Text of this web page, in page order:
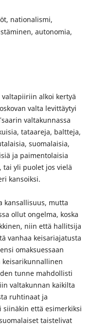
nationalismi,
autonomia,
alkoi kertyä
valta levittäytyi
valtakunnassa
tataareja, baltteja,
suomalaisia,
ja paimentolaisia
tai yli puolet jos vielä
kansoiksi.
kansallisuus, mutta
ollut ongelma, koska
niin että hallitsija
vanhaa keisariajatusta
omaksuessaan
tunne mahdollisti
valtakunnan kaikilta
ruhtinaat ja
siinäkin että esimerkiksi
taistelivat